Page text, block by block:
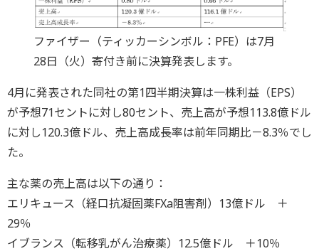
ファイザー（ティッカーシンボル：PFE）は7月
28日（火）寄付き前に決算発表します。
4月に発表された同社の第1四半期決算は一株利益（EPS）
が予想71セントに対し80セント、売上高が予想113.8億ドル
に対し120.3億ドル、売上高成長率は前年同期比－8.3％でし
た。
主な薬の売上高は以下の通り：
エリキュース（経口抗凝固薬FXa阻害剤）13億ドル ＋
29％
イブランス（転移乳がん治療薬）12.5億ドル ＋10％